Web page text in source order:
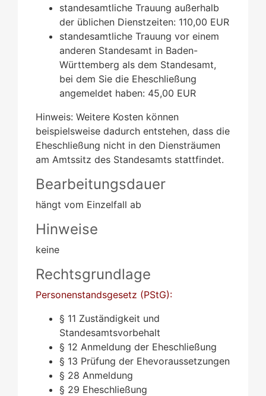
standesamtliche Trauung außerhalb
der üblichen Dienstzeiten: 110,00 EUR
standesamtliche Trauung vor einem
anderen Standesamt in Baden-
Württemberg als dem Standesamt,
bei dem Sie die Eheschließung
angemeldet haben: 45,00 EUR
Hinweis: Weitere Kosten können
beispielsweise dadurch entstehen, dass die
Eheschließung nicht in den Diensträumen
am Amtssitz des Standesamts stattfindet.
Bearbeitungsdauer
hängt vom Einzelfall ab
Hinweise
keine
Rechtsgrundlage
Personenstandsgesetz (PStG):
§ 11 Zuständigkeit und
Standesamtsvorbehalt
§ 12 Anmeldung der Eheschließung
§ 13 Prüfung der Ehevoraussetzungen
§ 28 Anmeldung
§ 29 Eheschließung